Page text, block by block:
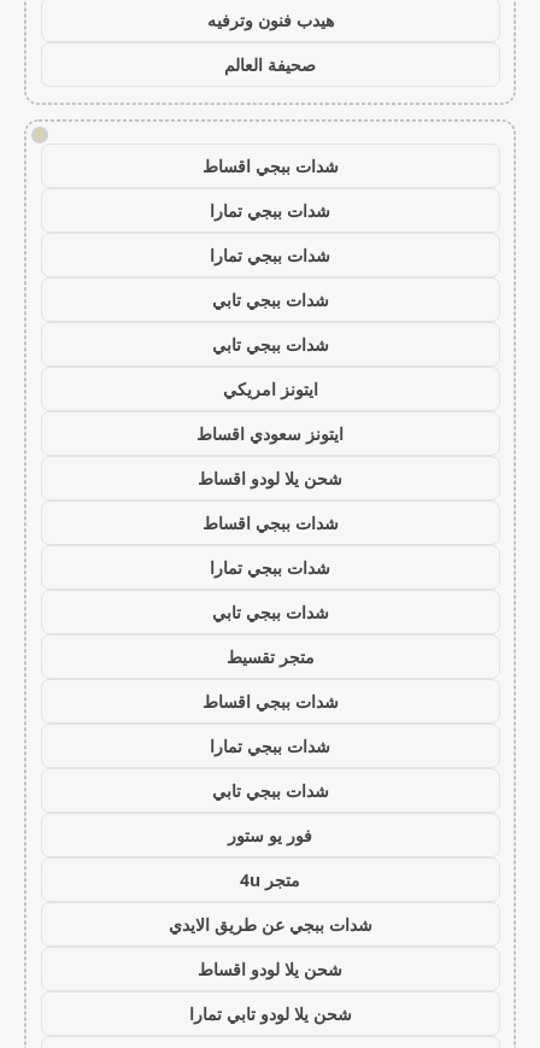
هيدب فنون وترفيه
صحيفة العالم
!
شدات ببجي اقساط
شدات ببجي تمارا
شدات ببجي تمارا
شدات ببجي تابي
شدات ببجي تابي
ايتونز امريكي
ايتونز سعودي اقساط
شحن يلا لودو اقساط
شدات ببجي اقساط
شدات ببجي تمارا
شدات ببجي تابي
متجر تقسيط
شدات ببجي اقساط
شدات ببجي تمارا
شدات ببجي تابي
فور يو ستور
متجر 4u
شدات ببجي عن طريق الايدي
شحن يلا لودو اقساط
شحن يلا لودو تابي تمارا